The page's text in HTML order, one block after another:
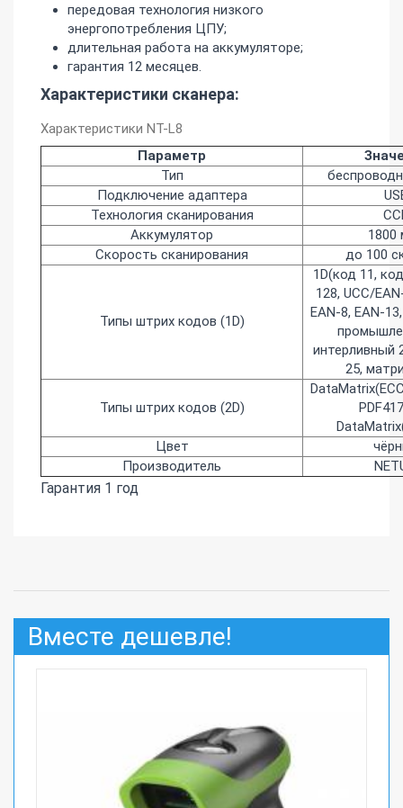
передовая технология низкого
энергопотребления ЦПУ;
длительная работа на аккумуляторе;
гарантия 12 месяцев.
Характеристики сканера:
Характеристики NT-L8
Параметр
Тип
Подключение адаптера
Технология сканирования
Аккумулятор
1800
Скорость сканирования
до 100
Типы штрих кодов (1D)
1D(код 11,
128, UCC/
EAN-8, EAN-
интерливный
25,
Типы штрих кодов (2D)
Цвет
Производитель
Гарантия 1 год
Вместе дешевле!